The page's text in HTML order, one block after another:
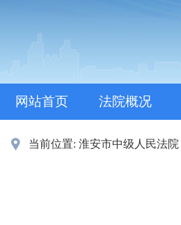
网站首页 法院概况
当前位置: 淮安市中级人民法院